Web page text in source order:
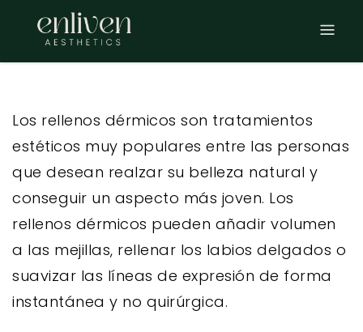
contenido
Los rellenos dérmicos son tratamientos
estéticos muy populares entre las personas
que desean realzar su belleza natural y
conseguir un aspecto más joven. Los
rellenos dérmicos pueden añadir volumen
a las mejillas, rellenar los labios delgados o
suavizar las líneas de expresión de forma
instantánea y no quirúrgica.